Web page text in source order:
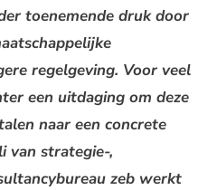
toenemende druk door
regelgeving. Voor veel
een uitdaging om deze
naar een concrete
van strategie-,
zeb werkt